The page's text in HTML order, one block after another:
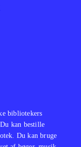
bibliotekers
kan bestille
Du kan bruge